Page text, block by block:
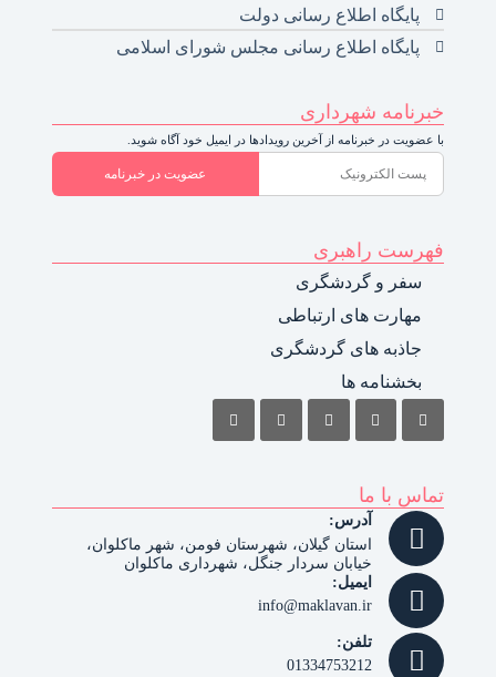
پایگاه اطلاع رسانی دولت
پایگاه اطلاع رسانی مجلس شورای اسلامی
خبرنامه شهرداری
با عضویت در خبرنامه از آخرین رویدادها در ایمیل خود آگاه شوید.
عضویت در خبرنامه
فهرست راهبری
سفر و گردشگری
مهارت های ارتباطی
جاذبه های گردشگری
بخشنامه ها
تماس با ما
آدرس:
استان گیلان، شهرستان فومن، شهر ماکلوان،
خیابان سردار جنگل، شهرداری ماکلوان
ایمیل:
info@maklavan.ir
تلفن:
01334753212